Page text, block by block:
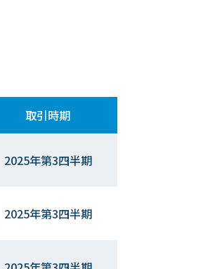
取引時期
2025年第3四半期
2025年第3四半期